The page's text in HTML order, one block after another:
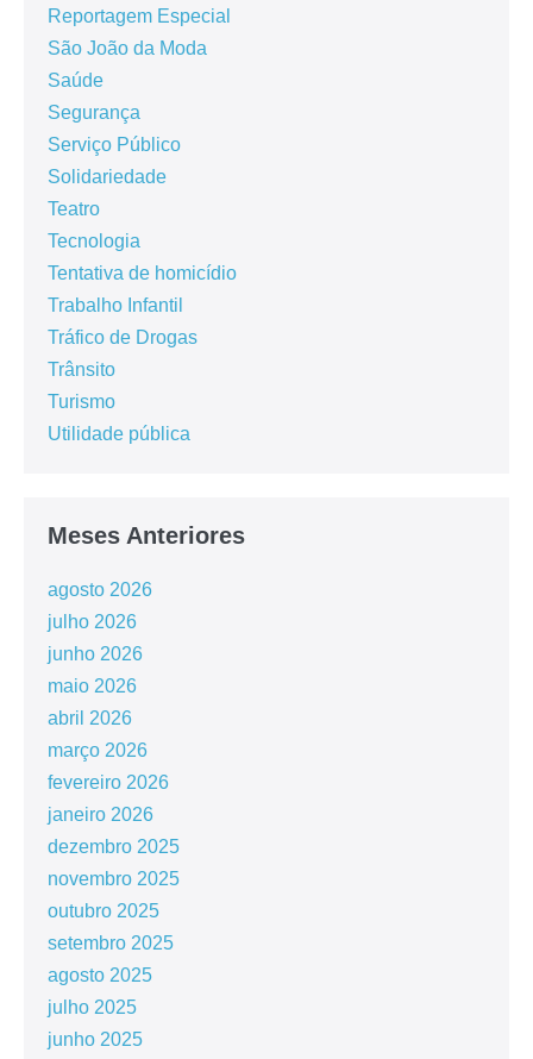
Reportagem Especial
São João da Moda
Saúde
Segurança
Serviço Público
Solidariedade
Teatro
Tecnologia
Tentativa de homicídio
Trabalho Infantil
Tráfico de Drogas
Trânsito
Turismo
Utilidade pública
Meses Anteriores
agosto 2026
julho 2026
junho 2026
maio 2026
abril 2026
março 2026
fevereiro 2026
janeiro 2026
dezembro 2025
novembro 2025
outubro 2025
setembro 2025
agosto 2025
julho 2025
junho 2025